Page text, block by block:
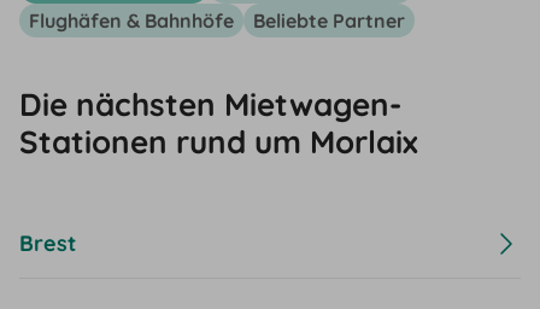
Flughäfen & Bahnhöfe
Beliebte Partner
Die nächsten Mietwagen-
Stationen rund um Morlaix
Brest